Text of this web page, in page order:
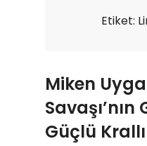
Etiket:
Miken
Güçlü